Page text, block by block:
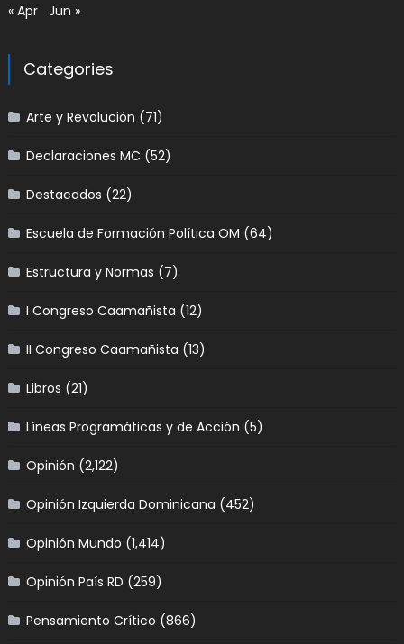
« Apr Jun »
Categories
Arte y Revolución (71)
Declaraciones MC (52)
Destacados (22)
Escuela de Formación Política OM (64)
Estructura y Normas (7)
I Congreso Caamañista (12)
II Congreso Caamañista (13)
Libros (21)
Líneas Programáticas y de Acción (5)
Opinión (2,122)
Opinión Izquierda Dominicana (452)
Opinión Mundo (1,414)
Opinión País RD (259)
Pensamiento Crítico (866)